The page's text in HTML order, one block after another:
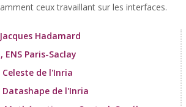
ceux travaillant sur les interfaces.
Hadamard
ENS Paris-Saclay
de l'Inria
de l'Inria